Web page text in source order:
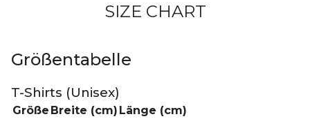
SIZE CHART
Größentabelle
T-Shirts (Unisex)
Größe Breite (cm) Länge (cm)